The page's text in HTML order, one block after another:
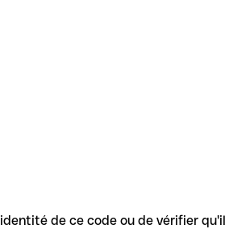
de ce code ou de vérifier